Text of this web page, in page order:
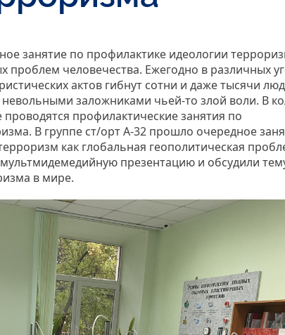
занятие по профилактике идеологии
проблем человечества. Ежегодно в различных
актов гибнут сотни и даже тысячи
заложниками чьей-то злой воли. В
профилактические занятия по
В группе ст/орт А-32 прошло очередное
как глобальная геополитическая
презентацию и обсудили
в мире.